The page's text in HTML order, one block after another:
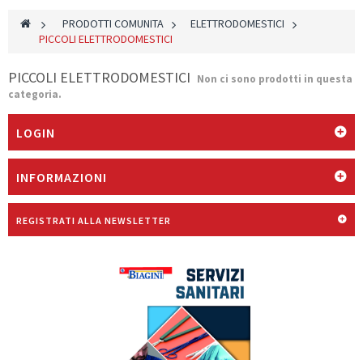
> PRODOTTI COMUNITA >
ELETTRODOMESTICI
PICCOLI ELETTRODOMESTICI
PICCOLI ELETTRODOMESTICI Non ci sono prodotti in questa
categoria.
LOGIN
INFORMAZIONI
REGISTRATI ALLA NEWSLETTER